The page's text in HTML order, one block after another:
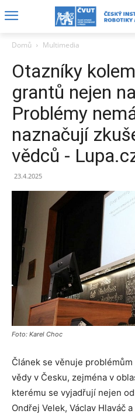
Domů Multimedia
Otazníky
grantů nejen
Problémy
naznačují
vědců -
23.4.2025
Foto: Karel Choc
Článek se věnuje
vědy v Česku, zejména v
kterému se vyjadřují nejen
Ondřej Velek, Václav Hlaváč